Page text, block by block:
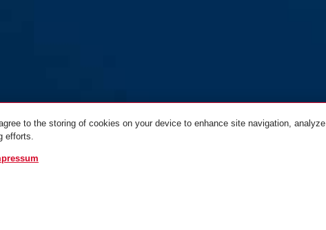
to the storing of cookies on your device to enhance site navigation, analyze
efforts.